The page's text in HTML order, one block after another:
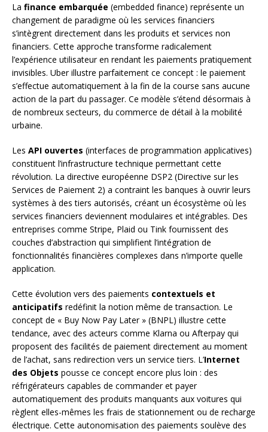
La finance embarquée (embedded finance) représente un
changement de paradigme où les services financiers
s’intègrent directement dans les produits et services non
financiers. Cette approche transforme radicalement
l’expérience utilisateur en rendant les paiements pratiquement
invisibles. Uber illustre parfaitement ce concept : le paiement
s’effectue automatiquement à la fin de la course sans aucune
action de la part du passager. Ce modèle s’étend désormais à
de nombreux secteurs, du commerce de détail à la mobilité
urbaine.
Les API ouvertes (interfaces de programmation applicatives)
constituent l’infrastructure technique permettant cette
révolution. La directive européenne DSP2 (Directive sur les
Services de Paiement 2) a contraint les banques à ouvrir leurs
systèmes à des tiers autorisés, créant un écosystème où les
services financiers deviennent modulaires et intégrables. Des
entreprises comme Stripe, Plaid ou Tink fournissent des
couches d’abstraction qui simplifient l’intégration de
fonctionnalités financières complexes dans n’importe quelle
application.
Cette évolution vers des paiements contextuels et
anticipatifs redéfinit la notion même de transaction. Le
concept de « Buy Now Pay Later » (BNPL) illustre cette
tendance, avec des acteurs comme Klarna ou Afterpay qui
proposent des facilités de paiement directement au moment
de l’achat, sans redirection vers un service tiers. L’Internet
des Objets pousse ce concept encore plus loin : des
réfrigérateurs capables de commander et payer
automatiquement des produits manquants aux voitures qui
règlent elles-mêmes les frais de stationnement ou de recharge
électrique. Cette autonomisation des paiements soulève des